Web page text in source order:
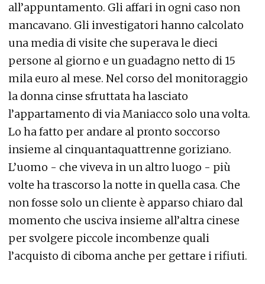
all’appuntamento. Gli affari in ogni caso non
mancavano. Gli investigatori hanno calcolato
una media di visite che superava le dieci
persone al giorno e un guadagno netto di 15
mila euro al mese. Nel corso del monitoraggio
la donna cinse sfruttata ha lasciato
l’appartamento di via Maniacco solo una volta.
Lo ha fatto per andare al pronto soccorso
insieme al cinquantaquattrenne goriziano.
L’uomo - che viveva in un altro luogo - più
volte ha trascorso la notte in quella casa. Che
non fosse solo un cliente è apparso chiaro dal
momento che usciva insieme all’altra cinese
per svolgere piccole incombenze quali
l’acquisto di ciboma anche per gettare i rifiuti.